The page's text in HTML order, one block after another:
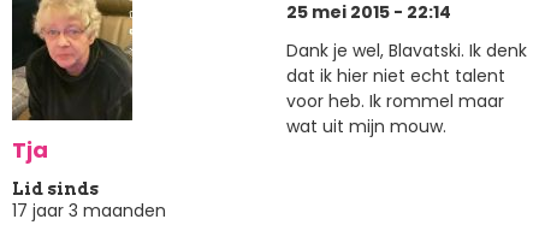
Tja
Lid sinds
17 jaar 3 maanden
25 mei 2015 - 22:14
Dank je wel, Blavatski. Ik denk
dat ik hier niet echt talent
voor heb. Ik rommel maar
wat uit mijn mouw.